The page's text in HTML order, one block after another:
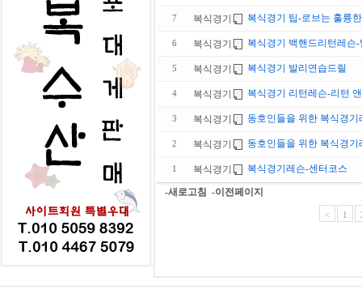
7 복식경기 복식경기 팁-로브는 훌륭
6 복식경기 복식경기 백핸드리턴레슨
5 복식경기 복식경기 발리연습드릴
4 복식경기 복식경기 리턴레슨-리턴
3 복식경기 동호인들을 위한 복식경
2 복식경기 동호인들을 위한 복식경
1 복식경기 복식경기레슨-센터코스
-새로고침 -이전페이지
< 1